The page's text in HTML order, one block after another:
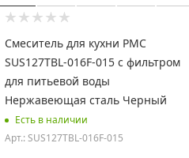
Смеситель для кухни РМС
SUS127TBL-016F-015 с фильтром
для питьевой воды
Нержавеющая сталь Черный
Есть в наличии
Арт.: SUS127TBL-016F-015